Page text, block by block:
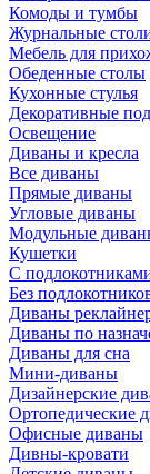
Комоды и тумбы
Журнальные
Мебель для
Обеденные столы
Кухонные стулья
Декоративные
Освещение
Диваны и кресла
Все диваны
Прямые диваны
Угловые диваны
Модульные
Кушетки
С
Без
Диваны
Диваны по
Диваны для сна
Мини-диваны
Дизайнерские
Ортопедические
Офисные диваны
Дивны-кровати